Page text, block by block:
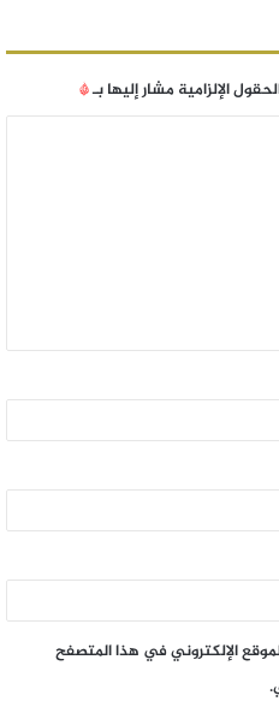
الإلزامية مشار إليها بـ*
الإلكتروني في هذا المتصفح